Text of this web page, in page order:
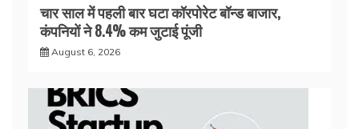
चार साल में पहली बार घटा कॉरपोरेट बॉन्ड बाजार,
कंपनियों ने 8.4% कम जुटाई पूंजी
August 6, 2026